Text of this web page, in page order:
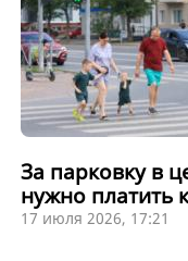
За парковку в
нужно платить
17 июля 2026, 17:21